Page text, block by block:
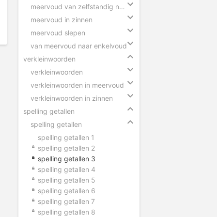
meervoud van zelfstandig naamwoorden
meervoud in zinnen
meervoud slepen
van meervoud naar enkelvoud
verkleinwoorden
verkleinwoorden
verkleinwoorden in meervoud
verkleinwoorden in zinnen
spelling getallen
spelling getallen
spelling getallen 1
spelling getallen 2
spelling getallen 3
spelling getallen 4
spelling getallen 5
spelling getallen 6
spelling getallen 7
spelling getallen 8